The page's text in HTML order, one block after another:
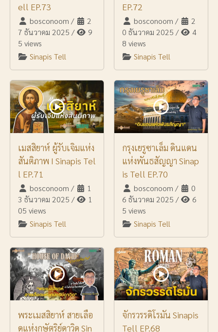
ell EP.73
bosconoom /
2
7 ธันวาคม 2025 /
9
5 views
Sinapis Tell
EP.72
bosconoom /
2
0 ธันวาคม 2025 /
4
8 views
Sinapis Tell
เมสสิยาห์ ผู้รับเจิมแห่ง
สันติภาพ I Sinapis Tel
l EP.71
bosconoom /
1
3 ธันวาคม 2025 /
1
05 views
Sinapis Tell
กรุงเยรูซาเล็ม ดินแดน
แห่งพันธสัญญา Sinap
is Tell EP.70
bosconoom /
0
6 ธันวาคม 2025 /
6
5 views
Sinapis Tell
พระเมสสิยาห์ สายเลือ
ดแห่งกษัตริย์ดาวิด Sin
จักรวรรดิโรมัน Sinapis
Tell EP.68